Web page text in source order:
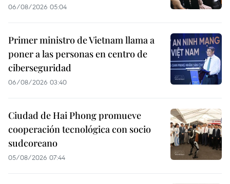
06/08/2026 05:04
Primer ministro de Vietnam llama a
poner a las personas en centro de
ciberseguridad
06/08/2026 03:40
Ciudad de Hai Phong promueve
cooperación tecnológica con socio
sudcoreano
05/08/2026 07:44